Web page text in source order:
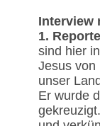
Interview
1.
sind hier
Jesus von
unser
Er wurde